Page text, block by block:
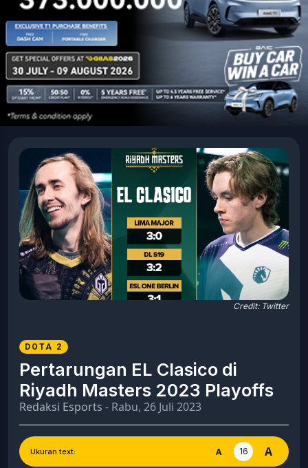
Credit: Twitter
DOTA 2
Pertarungan EL Clasico di
Riyadh Masters 2023 Playoffs
Redaksi Esports - Rabu, 26 Juli 2023
Ukuran text: A 16 A